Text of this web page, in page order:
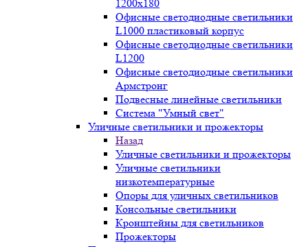
1200x180
Офисные светодиодные светильники
L1000 пластиковый корпус
Офисные светодиодные светильники
L1200
Офисные светодиодные светильники
Армстронг
Подвесные линейные светильники
Система "Умный свет"
Уличные светильники и прожекторы
Назад
Уличные светильники и прожекторы
Уличные светильники
низкотемпературные
Опоры для уличных светильников
Консольные светильники
Кронштейны для светильников
Прожекторы